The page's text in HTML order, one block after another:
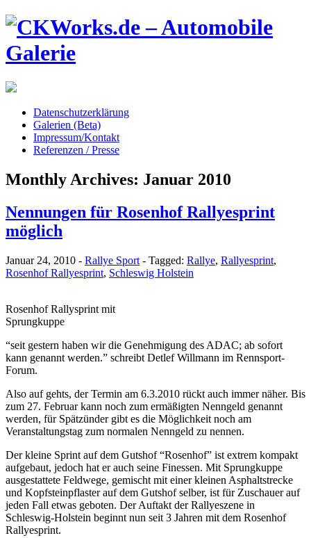
Datenschutzerklärung
Galerien (Beta)
Impressum/Kontakt
Referenzen / Presse
Monthly Archives: Januar 2010
Nennungen für Rosenhof Rallyesprint
möglich
Januar 24, 2010 - Rallye Sport - Tagged: Rallye, Rallyesprint,
Rosenhof Rallyesprint, Schleswig Holstein
Rosenhof Rallysprint mit
Sprungkuppe
“seit gestern haben wir die Genehmigung des ADAC; ab sofort
kann genannt werden.” schreibt Detlef Willmann im Rennsport-
Forum.
Also auf gehts, der Termin am 6.3.2010 rückt auch immer näher. Bis
zum 27. Februar kann noch zum ermäßigten Nenngeld genannt
werden, für Spätzünder gibt es die Möglichkeit noch am
Veranstaltungstag zum normalen Nenngeld zu nennen.
Der kleine Sprint auf dem Gutshof “Rosenhof” ist extrem kompakt
aufgebaut, jedoch hat er auch seine Finessen. Mit Sprungkuppe
ausgestattete Feldwege, gemischt mit einer kleinen Asphaltstrecke
und Kopfsteinpflaster auf dem Gutshof selber, ist für Zuschauer auf
jeden Fall etwas geboten. Der Auftakt der Rallyeszene in
Schleswig-Holstein beginnt nun seit 3 Jahren mit dem Rosenhof
Rallyesprint.